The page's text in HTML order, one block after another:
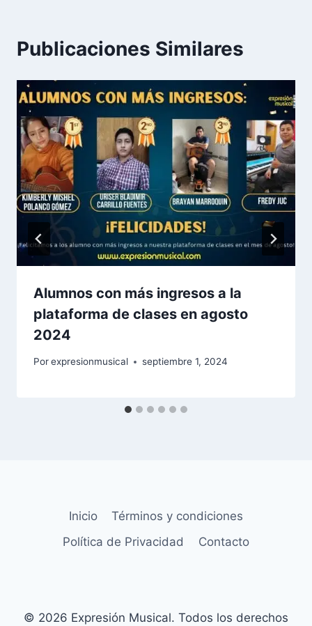
Publicaciones Similares
Alumnos con más ingresos a la
plataforma de clases en agosto
2024
Porexpresionmusical septiembre 1, 2024
Inicio
Términos y condiciones
Política de Privacidad
Contacto
© 2026 Expresión Musical. Todos los derechos